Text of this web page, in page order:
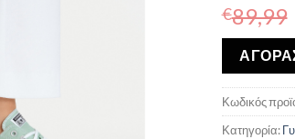
€89,99
Κωδικός
Κατηγορία: